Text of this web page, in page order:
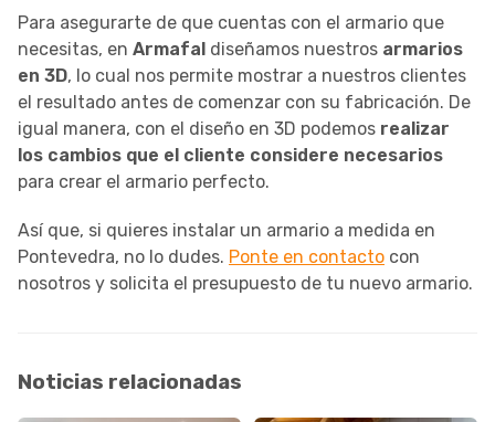
Para asegurarte de que cuentas con el armario que
necesitas, en Armafal diseñamos nuestros armarios
en 3D, lo cual nos permite mostrar a nuestros clientes
el resultado antes de comenzar con su fabricación. De
igual manera, con el diseño en 3D podemos realizar
los cambios que el cliente considere necesarios
para crear el armario perfecto.
Así que, si quieres instalar un armario a medida en
Pontevedra, no lo dudes. Ponte en contacto con
nosotros y solicita el presupuesto de tu nuevo armario.
Noticias relacionadas